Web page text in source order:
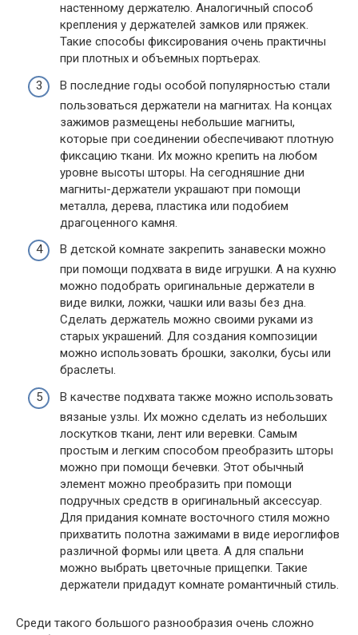
настенному держателю. Аналогичный способ
крепления у держателей замков или пряжек.
Такие способы фиксирования очень практичны
при плотных и объемных портьерах.
В последние годы особой популярностью стали
пользоваться держатели на магнитах. На концах
зажимов размещены небольшие магниты,
которые при соединении обеспечивают плотную
фиксацию ткани. Их можно крепить на любом
уровне высоты шторы. На сегодняшние дни
магниты-держатели украшают при помощи
металла, дерева, пластика или подобием
драгоценного камня.
В детской комнате закрепить занавески можно
при помощи подхвата в виде игрушки. А на кухню
можно подобрать оригинальные держатели в
виде вилки, ложки, чашки или вазы без дна.
Сделать держатель можно своими руками из
старых украшений. Для создания композиции
можно использовать брошки, заколки, бусы или
браслеты.
В качестве подхвата также можно использовать
вязаные узлы. Их можно сделать из небольших
лоскутков ткани, лент или веревки. Самым
простым и легким способом преобразить шторы
можно при помощи бечевки. Этот обычный
элемент можно преобразить при помощи
подручных средств в оригинальный аксессуар.
Для придания комнате восточного стиля можно
прихватить полотна зажимами в виде иероглифов
различной формы или цвета. А для спальни
можно выбрать цветочные прищепки. Такие
держатели придадут комнате романтичный стиль.
Среди такого большого разнообразия очень сложно